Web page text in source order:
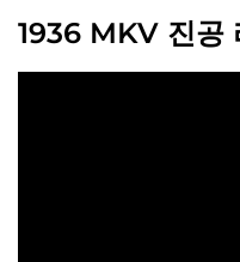
1936 MKV 진공